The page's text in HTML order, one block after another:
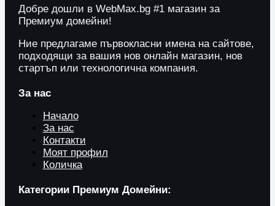
Добре дошли в WebMax.bg #1 магазин за
Премиум домейни!
Ние предлагаме първокласни имена на сайтове,
подходящи за вашия нов онлайн магазин, нов
стартъп или технологична компания.
За нас
Начало
За нас
Контакти
Моят профил
Количка
Категории Премиум Домейни: